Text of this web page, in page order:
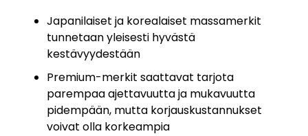
Japanilaiset ja korealaiset massamerkit
tunnetaan yleisesti hyvästä
kestävyydestään
Premium-merkit saattavat tarjota
parempaa ajettavuutta ja mukavuutta
pidempään, mutta korjauskustannukset
voivat olla korkeampia